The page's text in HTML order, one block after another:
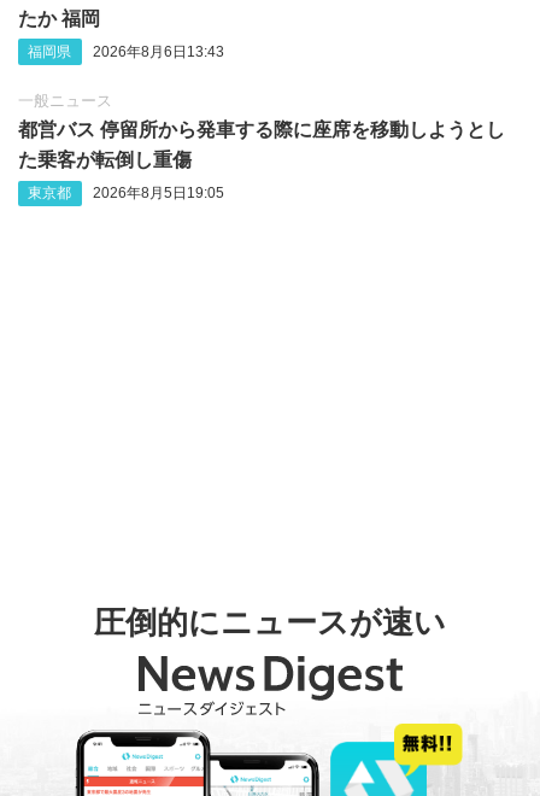
たか 福岡
福岡県 2026年8月6日13:43
一般ニュース
都営バス 停留所から発車する際に座席を移動しようとし
た乗客が転倒し重傷
東京都 2026年8月5日19:05
圧倒的にニュースが速い